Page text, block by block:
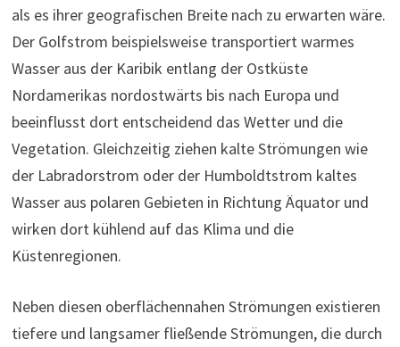
als es ihrer geografischen Breite nach zu erwarten wäre.
Der Golfstrom beispielsweise transportiert warmes
Wasser aus der Karibik entlang der Ostküste
Nordamerikas nordostwärts bis nach Europa und
beeinflusst dort entscheidend das Wetter und die
Vegetation. Gleichzeitig ziehen kalte Strömungen wie
der Labradorstrom oder der Humboldtstrom kaltes
Wasser aus polaren Gebieten in Richtung Äquator und
wirken dort kühlend auf das Klima und die
Küstenregionen.
Neben diesen oberflächennahen Strömungen existieren
tiefere und langsamer fließende Strömungen, die durch